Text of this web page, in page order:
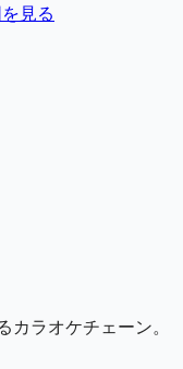
見る
ラオケチェーン。